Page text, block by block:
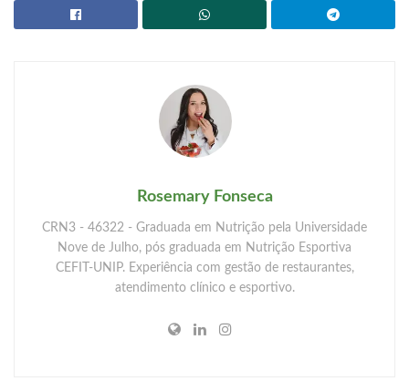
Rosemary Fonseca
CRN3 - 46322 - Graduada em Nutrição pela Universidade
Nove de Julho, pós graduada em Nutrição Esportiva
CEFIT-UNIP. Experiência com gestão de restaurantes,
atendimento clínico e esportivo.